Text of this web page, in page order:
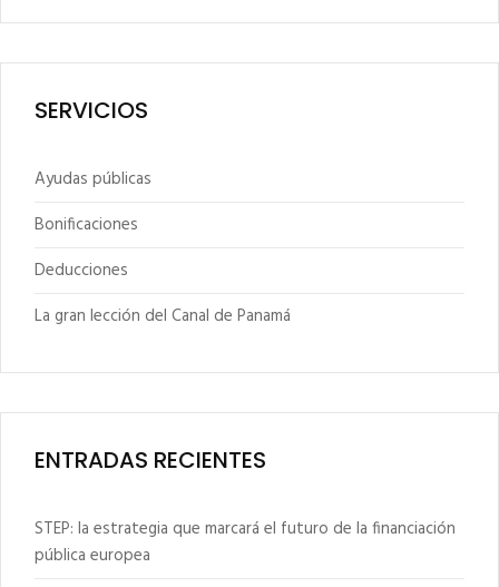
SERVICIOS
Ayudas públicas
Bonificaciones
Deducciones
La gran lección del Canal de Panamá
ENTRADAS RECIENTES
STEP: la estrategia que marcará el futuro de la financiación
pública europea